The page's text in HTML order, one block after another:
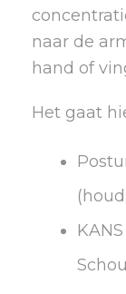
naar de
hand of
Het gaat